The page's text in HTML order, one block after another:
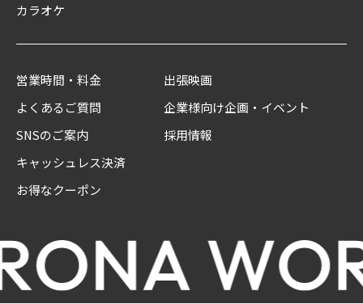
カラオケ
営業時間・料金
よくあるご質問
SNSのご案内
キャッシュレス決済
お得なクーポン
出張映画
企業様向け企画・イベント
採用情報